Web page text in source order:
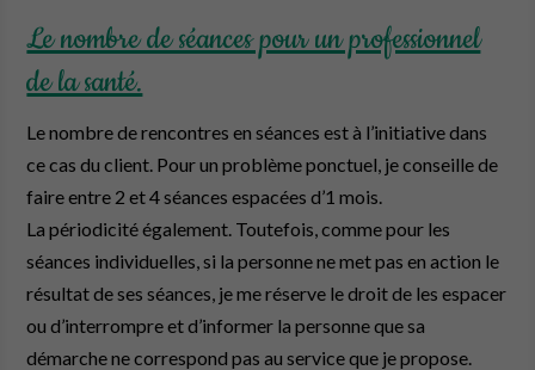
Le nombre de séances pour un professionnel
de la santé.
Le nombre de rencontres en séances est à l’initiative dans
ce cas du client. Pour un problème ponctuel, je conseille de
faire entre 2 et 4 séances espacées d’1 mois.
La périodicité également. Toutefois, comme pour les
séances individuelles, si la personne ne met pas en action le
résultat de ses séances, je me réserve le droit de les espacer
ou d’interrompre et d’informer la personne que sa
démarche ne correspond pas au service que je propose.